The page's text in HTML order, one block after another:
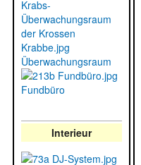
Überwachungsraum
Fundbüro
Interieur